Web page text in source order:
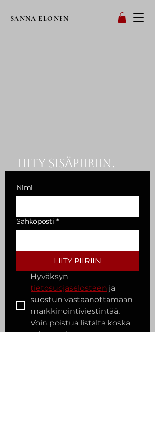
SANNA ELONEN
Liity sisäpiiriin.
Nimi
Sähköposti *
LIITY PIIRIIN
tietosuojaselosteen ja
suostun vastaanottamaan
markkinointiviestintää.
Voin poistua listalta koska
tahansa. *